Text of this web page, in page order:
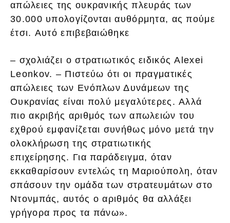
απώλειες της ουκρανικής πλευράς των
30.000 υπολογίζονται αυθόρμητα, ας πούμε
έτσι. Αυτό επιβεβαιώθηκε
– σχολιάζει ο στρατιωτικός ειδικός Alexei
Leonkov. – Πιστεύω ότι οι πραγματικές
απώλειες των Ενόπλων Δυνάμεων της
Ουκρανίας είναι πολύ μεγαλύτερες. Αλλά
πιο ακριβής αριθμός των απωλειών του
εχθρού εμφανίζεται συνήθως μόνο μετά την
ολοκλήρωση της στρατιωτικής
επιχείρησης. Για παράδειγμα, όταν
εκκαθαρίσουν εντελώς τη Μαριούπολη, όταν
σπάσουν την ομάδα των στρατευμάτων στο
Ντονμπάς, αυτός ο αριθμός θα αλλάξει
γρήγορα προς τα πάνω».